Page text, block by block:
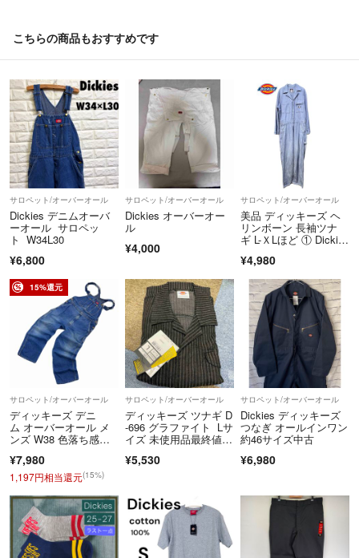
90年代、90s、80s、70s、ビンテージ、昭和レトロ、レトロ
ト ニットガウン フリースジャケット ダウンジャケット パーカー スウ
ェット Tシャツ ポロシャツ シャツ ジャージ ジャケット アウター などの
幅広いカテゴリーのアイテムを出品しています☆
また、NIKE ナイキ adidas adidasoriginals アディダスオリジナル バーバ
リー ラルフローレン トミーヒルフィガー ストリート カーハート パタゴ
ニア コロンビア reebok nauticaステューシー ユニクロ ZARA ノースフ
ェイス チャンピオン リーバイス バブアー ディーゼル などのブランド
も多く取り添えております♪
コメント欄で、フォローしました!と一言お声かけくださ
5000円以下→200円off!
5000円以上→300円off!
10000円以上→600円off !
ーーーーーーーーーーーーーーーーーーーーーーーーー
☆おまとめ割引
*2つ以上ご購入で500円以上割引致しますので、お気軽
にご相談ください!
ご購入されたい商品全てに、購入希望です。と伝えていただければ円滑
に取引が進むので、お願い致します。
*注意事項(ここは絶対に見てください)
着画は受け付けておりません。
古着屋RISEでお買い物の際は寸法をご確認の上、購入してください。
寸法を記載しているので、サイズ等のご返品はご遠慮下さい。
【低評価に関して】
サイズに関する低評価をされておりますが、”さわぐち様”というお客様
ず低評価をつけてきました。
とても残念な気持ちになりました。
こちらの商品もおすすめです
サロペット/オーバーオール
Dickies デニムオーバ
ーオール サロペッ
ト W34L30
¥6,800
サロペット/オーバーオール
Dickies オーバーオー
ル
¥4,000
サロペット/オーバーオール
美品 ディッキーズ ヘ
リンボーン 長袖ツナ
ギ L-ＸLほど ① Dickie
ルインワン 作業着
¥4,980
15%還元
サロペット/オーバーオール
ディッキーズ デニ
ム オーバーオール メ
ンズ W38 色落ち感最
きめ サロペット ワー
クウェア
¥7,980
1,197円相当還元(15%)
サロペット/オーバーオール
ディッキーズ ツナギ D
-696 グラファイト Lサ
イズ 未使用品最終値下
¥5,530
サロペット/オーバーオール
Dickies ディッキーズ
つなぎ オールインワン
約46サイズ中古
¥6,980